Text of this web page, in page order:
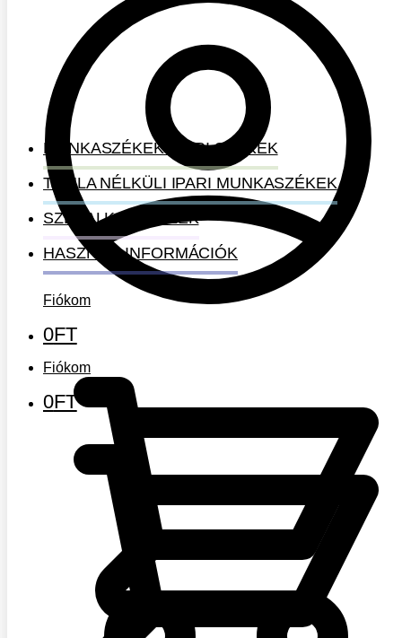
Fiókom
0FT
MUNKASZÉKEK-IPARI SZÉKEK
TÁMLA NÉLKÜLI IPARI MUNKASZÉKEK
SZÉKALKATRÉSZEK
HASZNOS INFORMÁCIÓK
Fiókom
0FT